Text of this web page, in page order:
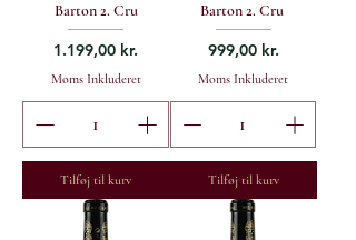
Barton 2. Cru
Pris
1.199,00 kr.
Moms Inkluderet
Tilføj til kurv
Barton 2. Cru
Pris
999,00 kr.
Moms Inkluderet
Tilføj til kurv